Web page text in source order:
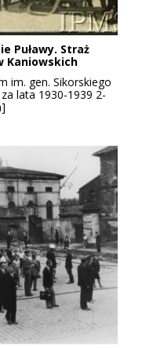
Puławy. Straż
Kaniowskich
im. gen. Sikorskiego
lata 1930-1939 2-